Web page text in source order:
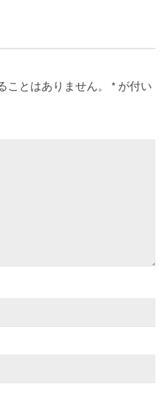
ことはありません。 * が付い